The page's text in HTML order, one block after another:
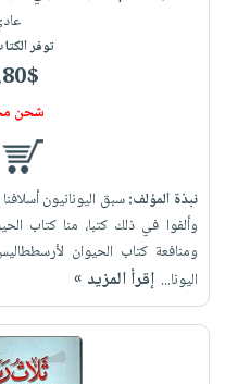
توفر
شحن
نبذة المؤلف:سبق اليونانيون
وألفوا في ذلك كتبا، منا كتاب
ومنافعة كتاب الحيوان
اليونا... إقرأ المزيد »